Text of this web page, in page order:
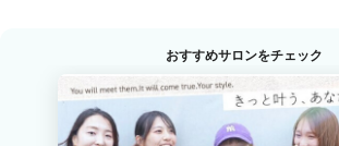
沿線・駅を選択 市区町村を選択
おすすめサロンをチェック